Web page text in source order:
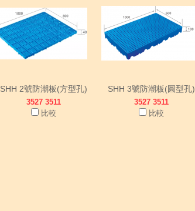
SHH 2號防潮板(方型孔)
3527 3511
比較
SHH 3號防潮板(圓型孔)
3527 3511
比較